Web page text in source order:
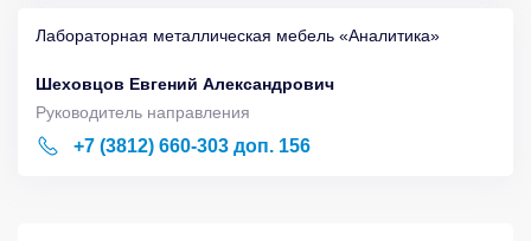
Лабораторная металлическая мебель «Аналитика»
Шеховцов Евгений Александрович
Руководитель направления
+7 (3812) 660-303 доп. 156